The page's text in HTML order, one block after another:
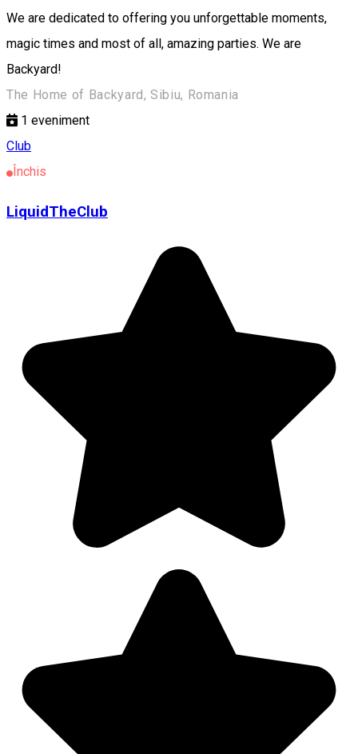
We are dedicated to offering you unforgettable moments,
magic times and most of all, amazing parties. We are
Backyard!
The Home of Backyard, Sibiu, Romania
1 eveniment
Club
Închis
LiquidTheClub